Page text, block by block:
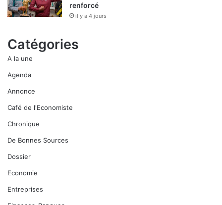
renforcé
il y a 4 jours
Catégories
A la une
Agenda
Annonce
Café de l'Economiste
Chronique
De Bonnes Sources
Dossier
Economie
Entreprises